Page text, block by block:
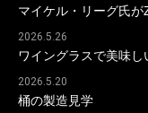
マイケル・リーグ氏
2026.5.26
ワイングラスで美味
2026.5.20
桶の製造見学